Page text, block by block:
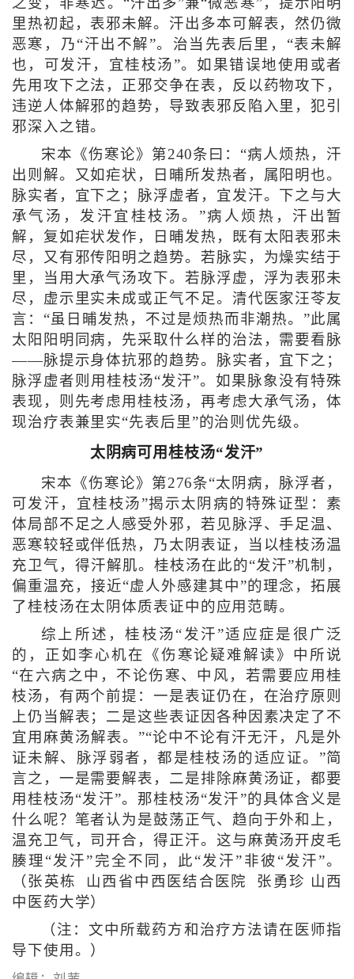
里热初起，表邪未解。汗出多本可解表，然仍微
恶寒，乃“汗出不解”。治当先表后里，“表未解
也，可发汗，宜桂枝汤”。如果错误地使用或者
先用攻下之法，正邪交争在表，反以药物攻下，
违逆人体解邪的趋势，导致表邪反陷入里，犯引
邪深入之错。
宋本《伤寒论》第240条曰：“病人烦热，汗
出则解。又如疟状，日晡所发热者，属阳明也。
脉实者，宜下之；脉浮虚者，宜发汗。下之与大
承气汤，发汗宜桂枝汤。”病人烦热，汗出暂
解，复如疟状发作，日晡发热，既有太阳表邪未
尽，又有邪传阳明之趋势。若脉实，为燥实结于
里，当用大承气汤攻下。若脉浮虚，浮为表邪未
尽，虚示里实未成或正气不足。清代医家汪苓友
言：“虽日晡发热，不过是烦热而非潮热。”此属
太阳阳明同病，先采取什么样的治法，需要看脉
——脉提示身体抗邪的趋势。脉实者，宜下之；
脉浮虚者则用桂枝汤“发汗”。如果脉象没有特殊
表现，则先考虑用桂枝汤，再考虑大承气汤，体
现治疗表兼里实“先表后里”的治则优先级。
太阴病可用桂枝汤“发汗”
宋本《伤寒论》第276条“太阴病，脉浮者，
可发汗，宜桂枝汤”揭示太阴病的特殊证型：素
体局部不足之人感受外邪，若见脉浮、手足温、
恶寒较轻或伴低热，乃太阴表证，当以桂枝汤温
充卫气，得汗解肌。桂枝汤在此的“发汗”机制，
偏重温充，接近“虚人外感建其中”的理念，拓展
了桂枝汤在太阴体质表证中的应用范畴。
综上所述，桂枝汤“发汗”适应症是很广泛
的，正如李心机在《伤寒论疑难解读》中所说
“在六病之中，不论伤寒、中风，若需要应用桂
枝汤，有两个前提：一是表证仍在，在治疗原则
上仍当解表；二是这些表证因各种因素决定了不
宜用麻黄汤解表。”“论中不论有汗无汗，凡是外
证未解、脉浮弱者，都是桂枝汤的适应证。”简
言之，一是需要解表，二是排除麻黄汤证，都要
用桂枝汤“发汗”。那桂枝汤“发汗”的具体含义是
什么呢？笔者认为是鼓荡正气、趋向于外和上，
温充卫气，司开合，得正汗。这与麻黄汤开皮毛
腠理“发汗”完全不同，此“发汗”非彼“发汗”。
（张英栋 山西省中西医结合医院 张勇珍 山西
中医药大学）
（注：文中所载药方和治疗方法请在医师指
导下使用。）